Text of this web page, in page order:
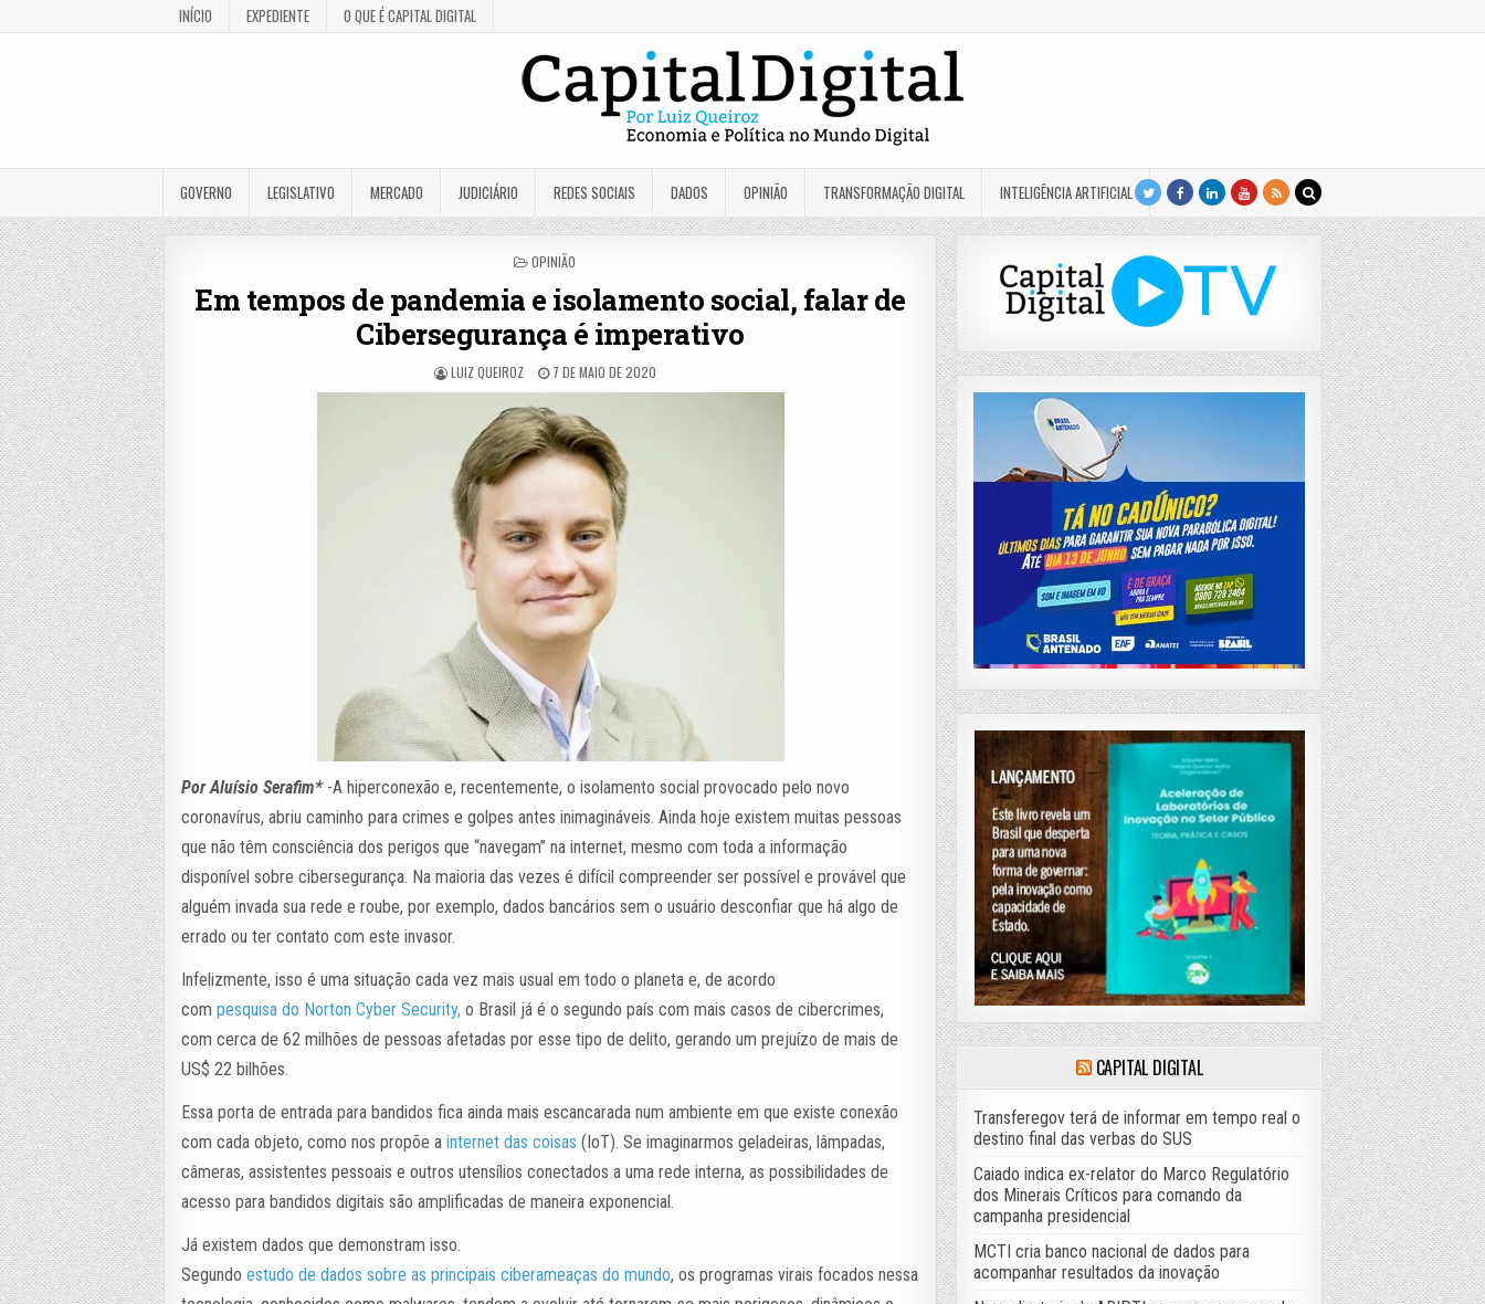
INÍCIO EXPEDIENTE O QUE É CAPITAL DIGITAL
GOVERNO LEGISLATIVO MERCADO JUDICIÁRIO REDES SOCIAIS DADOS OPINIÃO TRANSFORMAÇÃO DIGITAL INTELIGÊNCIA ARTIFICIAL
POSTED
OPINIÃO
Em tempos de pandemia e isolamento social, falar de
Cibersegurança é imperativo
LUIZ QUEIROZ 7 DE MAIO DE 2020
Por Aluísio Serafim*-A hiperconexão e, recentemente, o isolamento social provocado pelo novo
coronavírus, abriu caminho para crimes e golpes antes inimagináveis. Ainda hoje existem muitas pessoas
que não têm consciência dos perigos que “navegam” na internet, mesmo com toda a informação
disponível sobre cibersegurança. Na maioria das vezes é difícil compreender ser possível e provável que
alguém invada sua rede e roube, por exemplo, dados bancários sem o usuário desconfiar que há algo de
errado ou ter contato com este invasor.
Infelizmente, isso é uma situação cada vez mais usual em todo o planeta e, de acordo
compesquisado NortonCyberSecurity, o Brasil já é o segundo país com mais casos de cibercrimes,
com cerca de 62 milhões de pessoas afetadas por esse tipo de delito, gerando um prejuízo de mais de
US$ 22 bilhões.
Essa porta de entrada para bandidos fica ainda mais escancarada num ambiente em que existe conexão
com cada objeto, como nos propõe ainternetdascoisas(IoT). Se imaginarmos geladeiras, lâmpadas,
câmeras, assistentes pessoais e outros utensílios conectados a uma rede interna, as possibilidades de
acesso para bandidos digitais são amplificadas de maneira exponencial.
Já existem dados que demonstram isso.
Segundoestudodedadossobreasprincipaisciberameaçasdomundo, os programas virais focados nessa
CAPITAL DIGITAL
Transferegov terá de informar em tempo real o
destino final das verbas do SUS
Caiado indica ex-relator do Marco Regulatório
dos Minerais Críticos para comando da
campanha presidencial
MCTI cria banco nacional de dados para
acompanhar resultados da inovação